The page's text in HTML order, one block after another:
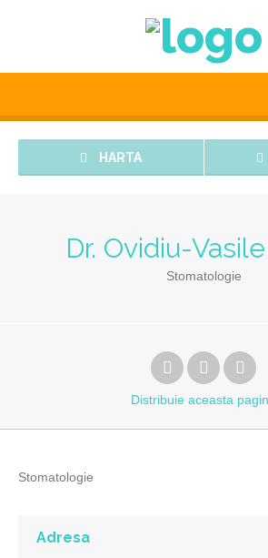
HARTA
Dr. Ovidiu-
Stomatologie
Distribuie aceasta
Stomatologie
Adresa